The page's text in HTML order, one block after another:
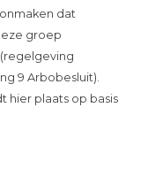
dat
groep
9 Arbobesluit).
hier plaats op basis